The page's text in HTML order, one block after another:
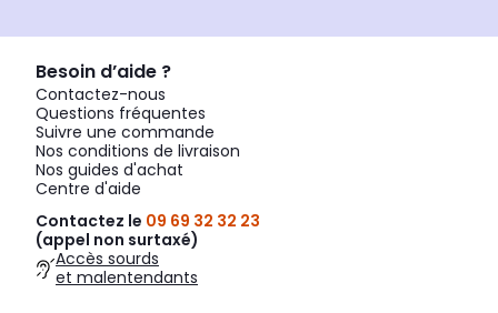
Besoin d’aide ?
Contactez-nous
Questions fréquentes
Suivre une commande
Nos conditions de livraison
Nos guides d'achat
Centre d'aide
Contactez le 09 69 32 32 23
(appel non surtaxé)
Accès sourds
et malentendants